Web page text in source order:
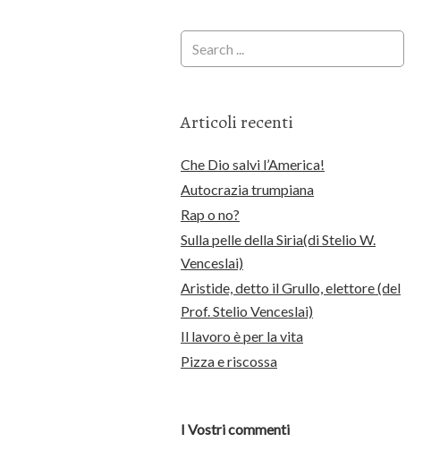
Articoli recenti
Che Dio salvi l’America!
Autocrazia trumpiana
Rap o no?
Sulla pelle della Siria(di Stelio W.
Venceslai)
Aristide, detto il Grullo, elettore (del
Prof. Stelio Venceslai)
Il lavoro è per la vita
Pizza e riscossa
I Vostri commenti